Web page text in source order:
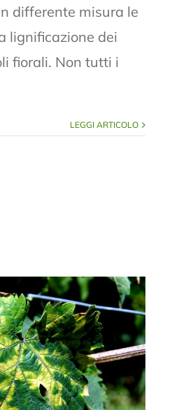
differente misura le
lignificazione dei
fiorali. Non tutti i
LEGGI ARTICOLO